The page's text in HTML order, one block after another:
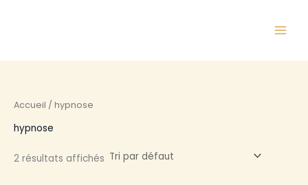
Accueil / hypnose
hypnose
2 résultats affichés